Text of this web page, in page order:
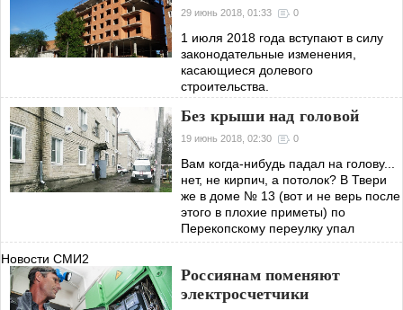
29 июнь 2018, 01:33 0
1 июля 2018 года вступают в силу
законодательные изменения,
касающиеся долевого
строительства.
Без крыши над головой
19 июнь 2018, 02:30 0
Вам когда-нибудь падал на голову...
нет, не кирпич, а потолок? В Твери
же в доме № 13 (вот и не верь после
этого в плохие приметы) по
Перекопскому переулку упал
потолок, придавив хозяина.
Новости СМИ2
Россиянам поменяют
электросчетчики